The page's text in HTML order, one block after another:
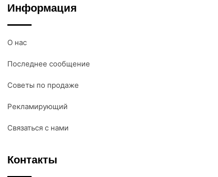
Информация
О нас
Последнее сообщение
Советы по продаже
Рекламирующий
Связаться с нами
Контакты